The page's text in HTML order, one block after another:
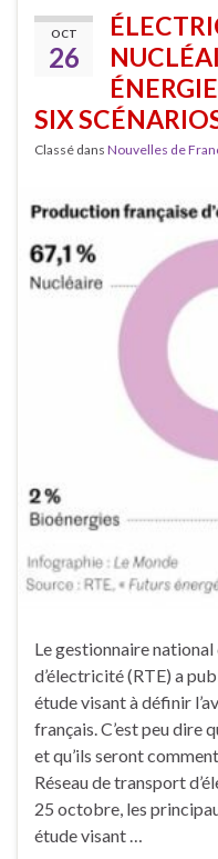
OCT
26
SIX
Classé dans Nouvelles de
Le gestionnaire
d’électricité (RTE) a
étude visant à définir
français. C’est peu dire
et qu’ils seront
Réseau de transport
25 octobre, les
étude visant …